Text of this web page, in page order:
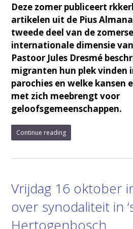
Deze zomer publiceert
artikelen uit de Pius
tweede deel van de
internationale dimensie
Pastoor Jules Dresmé
migranten hun plek vinden
parochies en welke kansen
met zich meebrengt voor
geloofsgemeenschappen.
Continue reading
Vrijdag 16 oktober
over synodaliteit in
Hertogenbosch